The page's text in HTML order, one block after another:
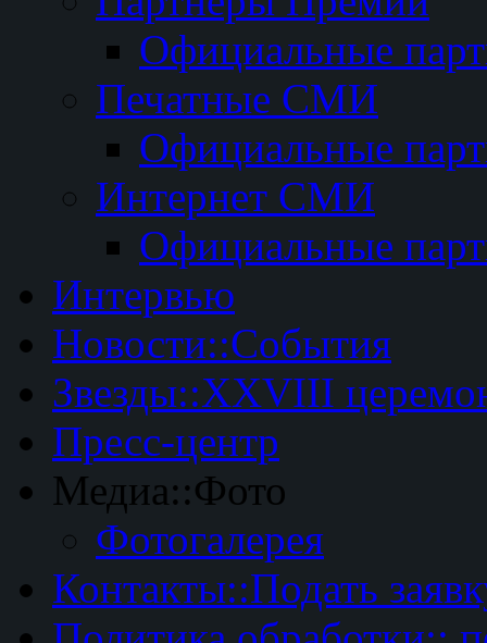
Официальные
Печатные СМИ
Официальные
Интернет СМИ
Официальные
Интервью
Новости::События
Звезды::XXVIII
Пресс-центр
Медиа::Фото
Фотогалерея
Контакты::Подать